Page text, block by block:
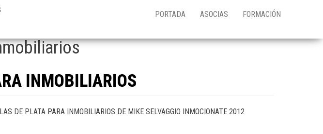
PORTADA ASOCIAS FORMACIÓN
INMOBILIARIOS
DE PLATA PARA INMOBILIARIOS DE MIKE SELVAGGIO INMOCIONATE 2012